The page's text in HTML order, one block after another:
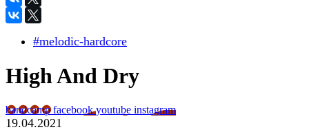
#melodic-hardcore
High And Dry
bandcampfacebookyoutube instagram
19.04.2021